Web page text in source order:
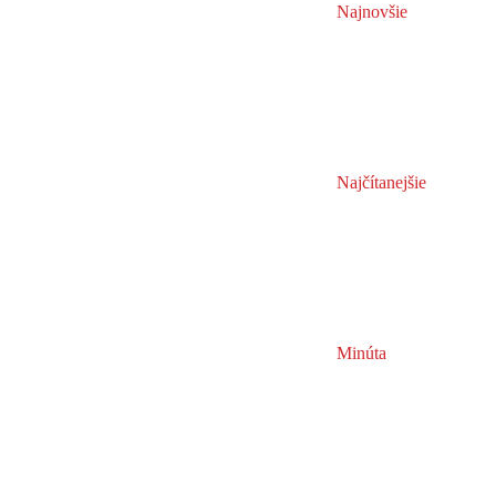
Najnovšie
Najčítanejšie
Minúta